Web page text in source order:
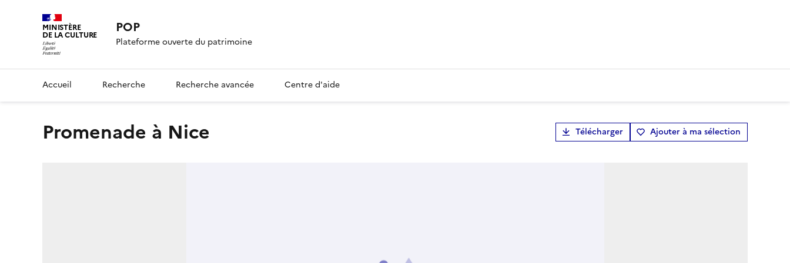
MINISTÈRE
DE LA CULTURE POP
Plateforme ouverte du patrimoine
Accueil Recherche Recherche avancée Centre d'aide
Promenade à Nice Télécharger Ajouter à ma sélection